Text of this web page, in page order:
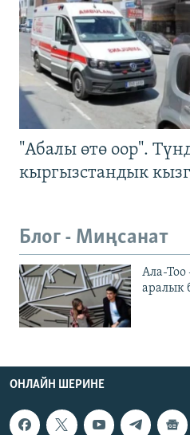
"Абалы өтө оор".
кыргызстандык
Блог - Миңсанат
Ала-Тоо
аралык
ОНЛАЙН ШЕРИНЕ